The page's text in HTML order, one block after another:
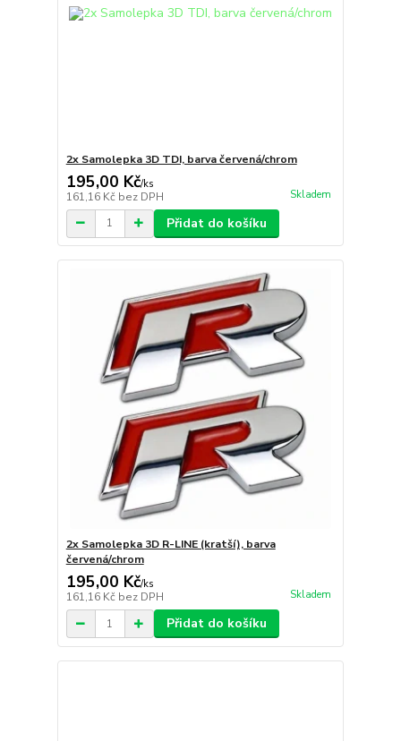
2x Samolepka 3D TDI, barva červená/chrom
195,00 Kč/ks
161,16 Kč bez DPH Skladem
Přidat do košíku
2x Samolepka 3D R-LINE (kratší), barva
červená/chrom
195,00 Kč/ks
161,16 Kč bez DPH Skladem
Přidat do košíku